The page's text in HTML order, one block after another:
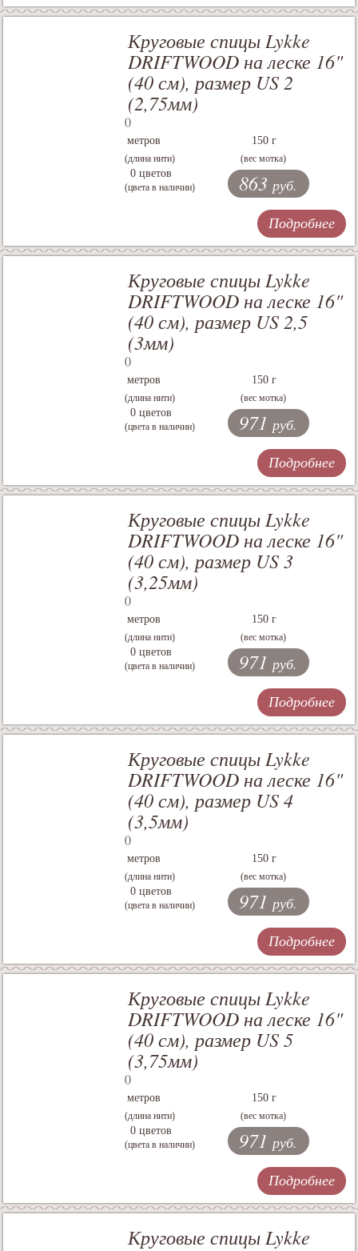
Круговые спицы Lykke
DRIFTWOOD на леске 16"
(40 см), размер US 2
(2,75мм)
()
метров
(длина нити)
150 г
(вес мотка)
0 цветов
(цвета в наличии) 863 руб.
Подробнее
Круговые спицы Lykke
DRIFTWOOD на леске 16"
(40 см), размер US 2,5
(3мм)
()
метров
(длина нити)
150 г
(вес мотка)
0 цветов
(цвета в наличии) 971 руб.
Подробнее
Круговые спицы Lykke
DRIFTWOOD на леске 16"
(40 см), размер US 3
(3,25мм)
()
метров
(длина нити)
150 г
(вес мотка)
0 цветов
(цвета в наличии) 971 руб.
Подробнее
Круговые спицы Lykke
DRIFTWOOD на леске 16"
(40 см), размер US 4
(3,5мм)
()
метров
(длина нити)
150 г
(вес мотка)
0 цветов
(цвета в наличии) 971 руб.
Подробнее
Круговые спицы Lykke
DRIFTWOOD на леске 16"
(40 см), размер US 5
(3,75мм)
()
метров
(длина нити)
150 г
(вес мотка)
0 цветов
(цвета в наличии) 971 руб.
Подробнее
Круговые спицы Lykke